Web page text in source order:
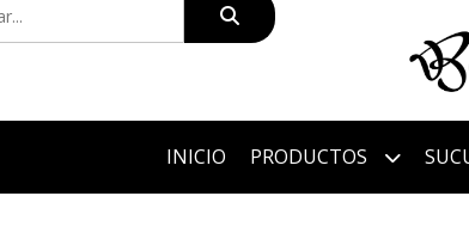
INICIO PRODUCTOS